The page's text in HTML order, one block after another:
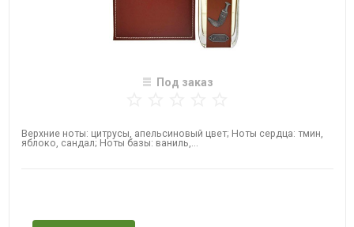
Под заказ
​Верхние ноты: цитрусы, апельсиновый цвет; Ноты сердца: тмин,
яблоко, сандал; Ноты базы: ваниль,...